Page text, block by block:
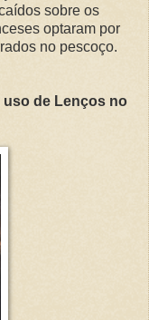
sobre os
optaram por
no pescoço.
de Lenços no